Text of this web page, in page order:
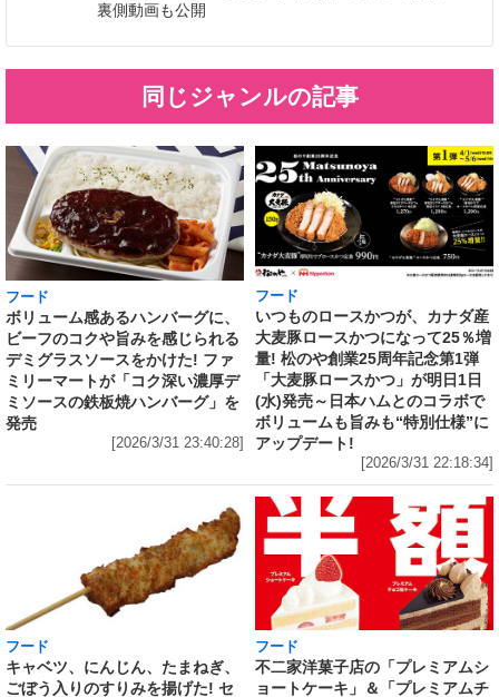
裏側動画も公開
同じジャンルの記事
フード
ボリューム感あるハンバーグに、
ビーフのコクや旨みを感じられる
デミグラスソースをかけた! ファ
ミリーマートが「コク深い濃厚デ
ミソースの鉄板焼ハンバーグ」を
発売
[2026/3/31 23:40:28]
フード
いつものロースかつが、カナダ産
大麦豚ロースかつになって25％増
量! 松のや創業25周年記念第1弾
「大麦豚ロースかつ」が明日1日
(水)発売～日本ハムとのコラボで
ボリュームも旨みも“特別仕様”に
アップデート!
[2026/3/31 22:18:34]
フード
キャベツ、にんじん、たまねぎ、
ごぼう入りのすりみを揚げた! セ
フード
不二家洋菓子店の「プレミアムシ
ョートケーキ」＆「プレミアムチ